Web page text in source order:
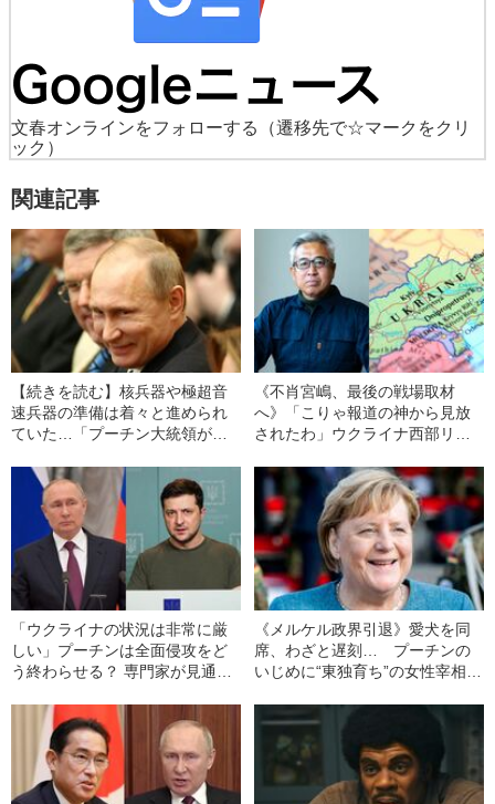
文春オンラインをフォローする
（遷移先で☆マークをクリ
ック）
関連記事
【続きを読む】核兵器や極超音
速兵器の準備は着々と進められ
ていた…「プーチン大統領が承
戦争戦略”とは
《不肖宮嶋、最後の戦場取材
へ》「こりゃ報道の神から見放
されたわ」ウクライナ西部リビ
た“戦時下の光景”
「ウクライナの状況は非常に厳
しい」プーチンは全面侵攻をど
う終わらせる？ 専門家が見通
《メルケル政界引退》愛犬を同
席、わざと遅刻… プーチンの
いじめに“東独育ち”の女性宰相が